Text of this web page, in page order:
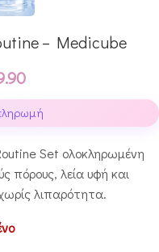
– Medicube
Set oλοκληρωμένη
πόρους, λεία υφή και
λιπαρότητα.